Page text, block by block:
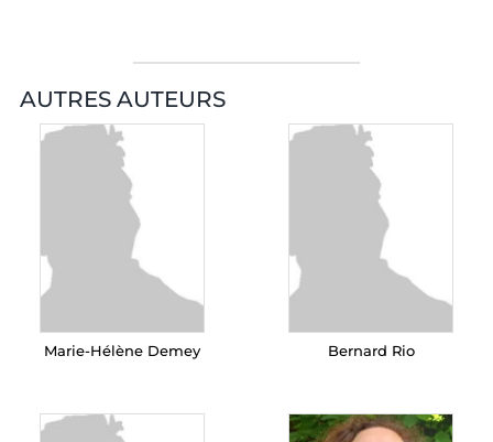
AUTRES AUTEURS
Marie-Hélène Demey Bernard Rio